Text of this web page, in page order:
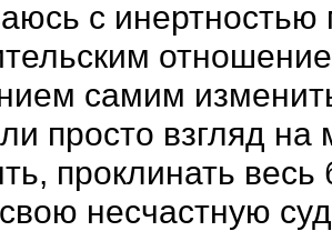
с
самим
просто взгляд на
проклинать весь
несчастную